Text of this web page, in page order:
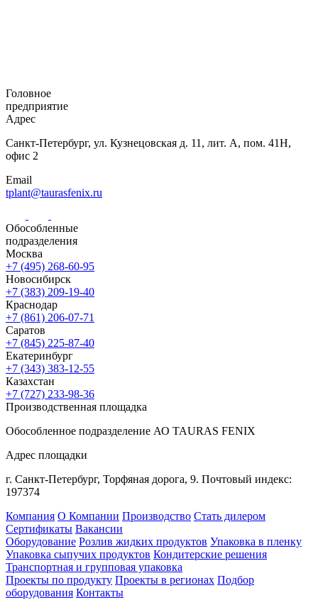
Головное
предприятие
Адрес
Санкт-Петербург, ул. Кузнецовская д. 11, лит. А, пом. 41Н,
офис 2
Email
tplant@taurasfenix.ru
Обособленные
подразделения
Москва
+7 (495) 268-60-95
Новосибирск
+7 (383) 209-19-40
Краснодар
+7 (861) 206-07-71
Саратов
+7 (845) 225-87-40
Екатеринбург
+7 (343) 383-12-55
Казахстан
+7 (727) 233-98-36
Производственная площадка
Обособленное подразделение АО TAURAS FENIX
Адрес площадки
г. Санкт-Петербург, Торфяная дорога, 9. Почтовый индекс:
197374
Компания О Компании Производство Стать дилером
Сертификаты Вакансии
Оборудование Розлив жидких продуктов Упаковка в пленку
Упаковка сыпучих продуктов Кондитерские решения
Транспортная и групповая упаковка
Проекты по продукту Проекты в регионах Подбор
оборудования Контакты